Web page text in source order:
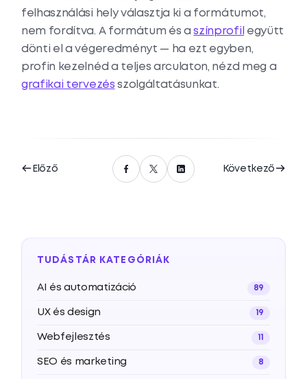
felhasználási hely választja ki a formátumot,
nem fordítva. A formátum és aszínprofil együtt
dönti el a végeredményt — ha ezt egyben,
profin kezelnéd a teljes arculaton, nézd meg a
grafikai tervezés szolgáltatásunkat.
Előző Következő
TUDÁSTÁR KATEGÓRIÁK
AI és automatizáció 89
UX és design 19
Webfejlesztés 11
SEO és marketing 8